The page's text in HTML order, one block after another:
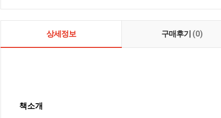
상세정보 구매후기 (0)
책소개